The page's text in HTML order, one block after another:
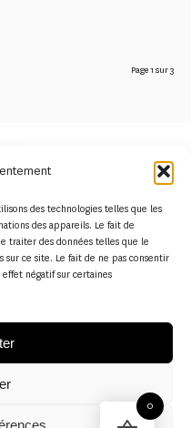
des technologies telles que les
des appareils. Le fait de
traiter des données telles que le
ce site. Le fait de ne pas consentir
négatif sur certaines
Page 1 sur 3
sécurisé
gratuits
0